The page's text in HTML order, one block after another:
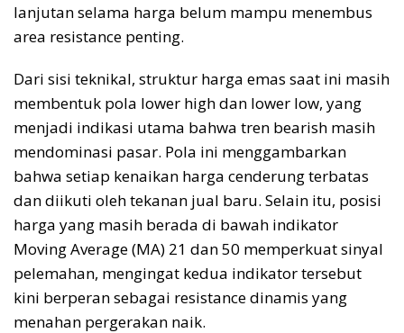
lanjutan selama harga belum mampu menembus
area resistance penting.
Dari sisi teknikal, struktur harga emas saat ini masih
membentuk pola lower high dan lower low, yang
menjadi indikasi utama bahwa tren bearish masih
mendominasi pasar. Pola ini menggambarkan
bahwa setiap kenaikan harga cenderung terbatas
dan diikuti oleh tekanan jual baru. Selain itu, posisi
harga yang masih berada di bawah indikator
Moving Average (MA) 21 dan 50 memperkuat sinyal
pelemahan, mengingat kedua indikator tersebut
kini berperan sebagai resistance dinamis yang
menahan pergerakan naik.